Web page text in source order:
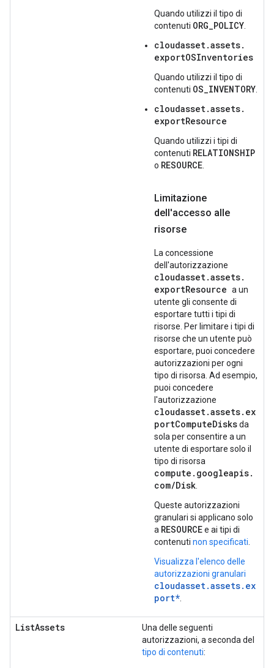
Quando utilizzi il tipo di
contenuti ORG_POLICY
cloudasset.assets.
exportOSInventories
Quando utilizzi il tipo di
contenuti OS_INVENTORY
cloudasset.assets.
exportResource
Quando utilizzi i tipi di
contenuti RELATIONSHIP
o RESOURCE
Limitazione
dell'accesso alle
risorse
La concessione
dell'autorizzazione
cloudasset.assets.
exportResource a un
utente gli consente di
esportare tutti i tipi di
risorse. Per limitare i tipi di
risorse che un utente può
esportare, puoi concedere
autorizzazioni per ogni
tipo di risorsa. Ad esempio,
puoi concedere
l'autorizzazione
cloudasset.assets.ex
portComputeDisksda
sola per consentire a un
utente di esportare solo il
tipo di risorsa
compute.googleapis.
com/Disk
Queste autorizzazioni
granulari si applicano solo
a RESOURCEe ai tipi di
contenuti non specificati
Visualizza l'elenco delle
autorizzazioni granulari
cloudasset.assets.ex
port*
ListAssets
Una delle seguenti
autorizzazioni, a seconda del
tipo di contenuti: